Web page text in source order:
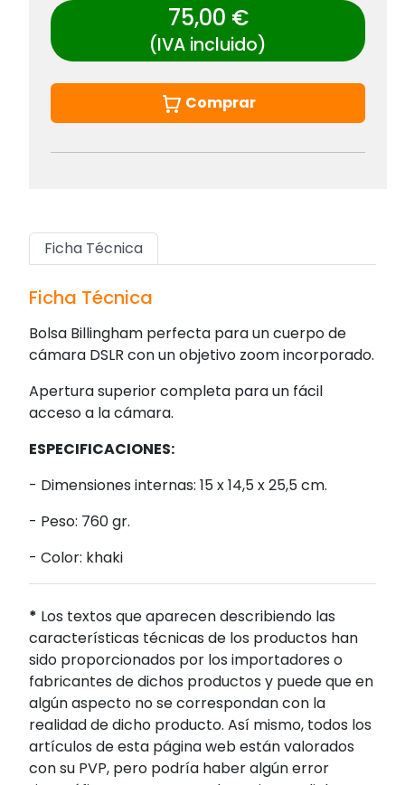
75,00 €
(IVA incluido)
Comprar
Ficha Técnica
Ficha Técnica
Bolsa Billingham perfecta para un cuerpo de
cámara DSLR con un objetivo zoom incorporado.
Apertura superior completa para un fácil
acceso a la cámara.
ESPECIFICACIONES:
- Dimensiones internas: 15 x 14,5 x 25,5 cm.
- Peso: 760 gr.
- Color: khaki
* Los textos que aparecen describiendo las
características técnicas de los productos han
sido proporcionados por los importadores o
fabricantes de dichos productos y puede que en
algún aspecto no se correspondan con la
realidad de dicho producto. Así mismo, todos los
artículos de esta página web están valorados
con su PVP, pero podría haber algún error